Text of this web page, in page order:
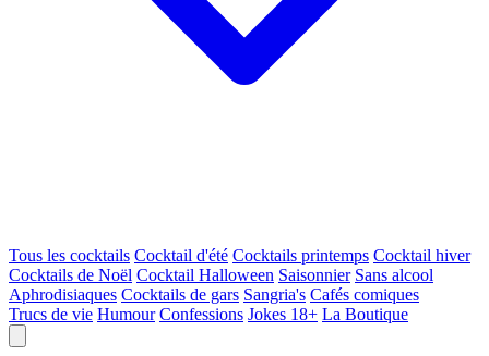
Tous les cocktails Cocktail d'été Cocktails printemps Cocktail hiver
Cocktails de Noël Cocktail Halloween Saisonnier Sans alcool
Aphrodisiaques Cocktails de gars Sangria's Cafés comiques
Trucs de vie Humour Confessions Jokes 18+ La Boutique